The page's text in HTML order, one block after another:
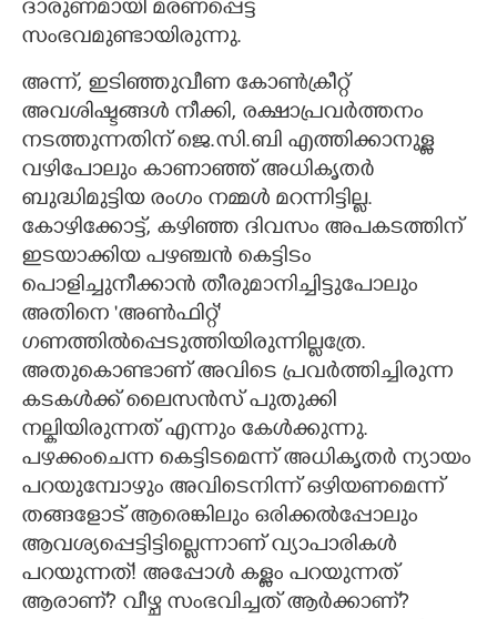
ദാരുണമായി മരണപ്പെട്ട
സംഭവമുണ്ടായിരുന്നു.
അന്ന്,​ ഇടിഞ്ഞുവീണ കോൺക്രീറ്റ്
അവശിഷ്ടങ്ങൾ നീക്കി,​ രക്ഷാപ്രവർത്തനം
നടത്തുന്നതിന് ജെ.സി.ബി എത്തിക്കാനുള്ള
വഴിപോലും കാണാഞ്ഞ് അധികൃതർ
ബുദ്ധിമുട്ടിയ രംഗം നമ്മൾ മറന്നിട്ടില്ല.
കോഴിക്കോട്ട്,​ കഴിഞ്ഞ ദിവസം അപകടത്തിന്
ഇടയാക്കിയ പഴഞ്ചൻ കെട്ടിടം
പൊളിച്ചുനീക്കാൻ തീരുമാനിച്ചിട്ടുപോലും
അതിനെ 'അൺഫിറ്റ്"
ഗണത്തിൽപ്പെടുത്തിയിരുന്നില്ലത്രേ.
അതുകൊണ്ടാണ് അവിടെ പ്രവർത്തിച്ചിരുന്ന
കടകൾക്ക് ലൈസൻസ് പുതുക്കി
നല്കിയിരുന്നത് എന്നും കേൾക്കുന്നു.
പഴക്കംചെന്ന കെട്ടിടമെന്ന് അധികൃതർ ന്യായം
പറയുമ്പോഴും അവിടെനിന്ന് ഒഴിയണമെന്ന്
തങ്ങളോട് ആരെങ്കിലും ഒരിക്കൽപ്പോലും
ആവശ്യപ്പെട്ടിട്ടില്ലെന്നാണ് വ്യാപാരികൾ
പറയുന്നത്! അപ്പോൾ കള്ളം പറയുന്നത്
ആരാണ്?​ വീഴ്ച സംഭവിച്ചത് ആർക്കാണ്?​